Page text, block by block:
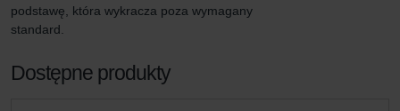
podstawę, która wykracza poza wymagany
standard.
Dostępne produkty